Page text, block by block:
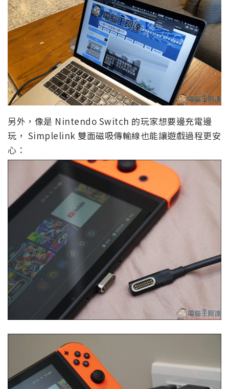
另外，像是 Nintendo Switch 的玩家想要邊充電邊
玩， Simplelink 雙面磁吸傳輸線也能讓遊戲過程更安
心：